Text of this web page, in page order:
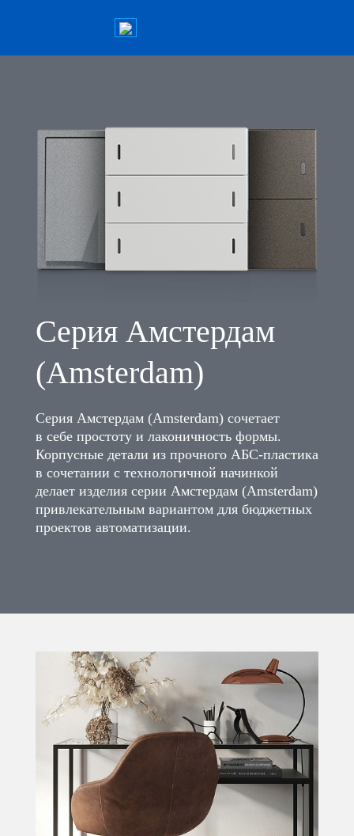
Серия Амстердам
(Amsterdam)
Серия Амстердам (Amsterdam) сочетает
в себе простоту и лаконичность формы.
Корпусные детали из прочного АБС-пластика
в сочетании с технологичной начинкой
делает изделия серии Амстердам (Amsterdam)
привлекательным вариантом для бюджетных
проектов автоматизации.